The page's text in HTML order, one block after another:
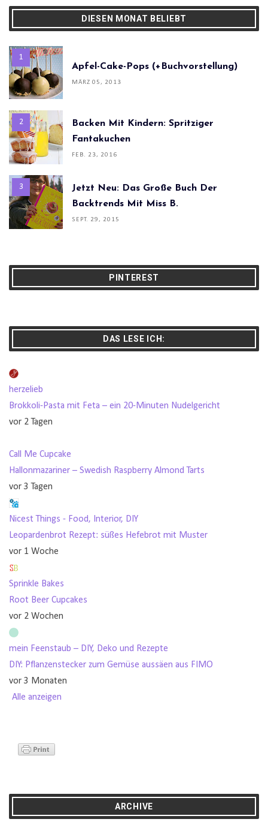
DIESEN MONAT BELIEBT
Apfel-Cake-Pops (+Buchvorstellung)
MÄRZ 05, 2013
Backen Mit Kindern: Spritziger
Fantakuchen
FEB. 23, 2016
Jetzt Neu: Das Große Buch Der
Backtrends Mit Miss B.
SEPT. 29, 2015
PINTEREST
DAS LESE ICH:
herzelieb
Brokkoli-Pasta mit Feta – ein 20-Minuten Nudelgericht
vor 2 Tagen
Call Me Cupcake
Hallonmazariner – Swedish Raspberry Almond Tarts
vor 3 Tagen
Nicest Things - Food, Interior, DIY
Leopardenbrot Rezept: süßes Hefebrot mit Muster
vor 1 Woche
Sprinkle Bakes
Root Beer Cupcakes
vor 2 Wochen
mein Feenstaub – DIY, Deko und Rezepte
DIY: Pflanzenstecker zum Gemüse aussäen aus FIMO
vor 3 Monaten
Alle anzeigen
ARCHIVE